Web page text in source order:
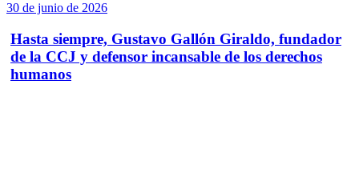
30 de junio de 2026
Hasta siempre, Gustavo Gallón Giraldo, fundador
de la CCJ y defensor incansable de los derechos
humanos